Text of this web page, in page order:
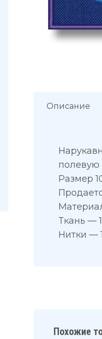
Описание
Размер
Ткань —
Нитки —
Похожие